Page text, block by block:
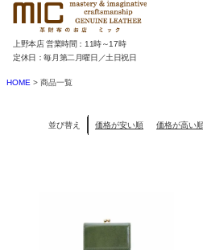
上野本店 営業時間：11時～17時
定休日：毎月第二月曜日／土日祝日
HOME 商品一覧
並び替え 価格が安い順 価格が高い